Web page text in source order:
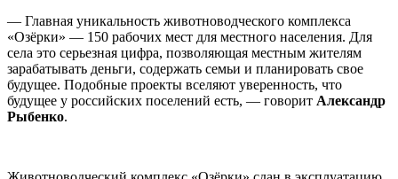
— Главная уникальность животноводческого комплекса
«Озёрки» — 150 рабочих мест для местного населения. Для
села это серьезная цифра, позволяющая местным жителям
зарабатывать деньги, содержать семьи и планировать свое
будущее. Подобные проекты вселяют уверенность, что
будущее у российских поселений есть, — говорит Александр
Рыбенко.